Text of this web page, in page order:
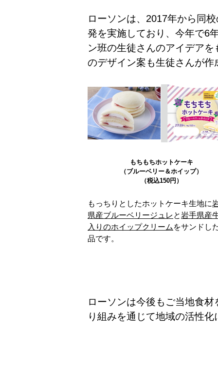
ローソンは、2017年から同
発を実施しており、今年で6
ン班の生徒さんのアイデア
のデザイン案も生徒さんが作
もちもちホットケーキ
（ブルーベリー＆ホイップ）
（税込150円）
もっちりとしたホットケーキ生地に
県産ブルーベリージュレ と岩手県産
入りのホイップクリーム をサンドし
品です。
ローソンは今後もご当地食
り組みを通じて地域の活性